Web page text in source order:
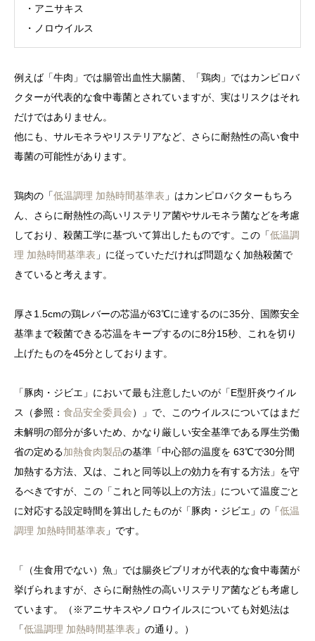
・アニサキス
・ノロウイルス
例えば「牛肉」では腸管出血性大腸菌、「鶏肉」ではカンピロバ
クターが代表的な食中毒菌とされていますが、実はリスクはそれ
だけではありません。
他にも、サルモネラやリステリアなど、さらに耐熱性の高い食中
毒菌の可能性があります。
鶏肉の「低温調理 加熱時間基準表 」はカンピロバクターもちろ
ん、さらに耐熱性の高いリステリア菌やサルモネラ菌などを考慮
しており、殺菌工学に基づいて算出したものです。この「低温調
理 加熱時間基準表 」に従っていただければ問題なく加熱殺菌で
きていると考えます。
厚さ1.5cmの鶏レバーの芯温が63℃に達するのに35分、国際安全
基準まで殺菌できる芯温をキープするのに8分15秒、これを切り
上げたものを45分としております。
「豚肉・ジビエ」において最も注意したいのが「E型肝炎ウイル
ス（参照： 食品安全委員会）」で、このウイルスについてはまだ
未解明の部分が多いため、かなり厳しい安全基準である厚生労働
省の定める加熱食肉製品の基準「中心部の温度を 63℃で30分間
加熱する方法、又は、これと同等以上の効力を有する方法」を守
るべきですが、この「これと同等以上の方法」について温度ごと
に対応する設定時間を算出したものが「豚肉・ジビエ」の「低温
調理 加熱時間基準表 」です。
「（生食用でない）魚」では腸炎ビブリオが代表的な食中毒菌が
挙げられますが、さらに耐熱性の高いリステリア菌なども考慮し
ています。（※アニサキスやノロウイルスについても対処法は
「低温調理 加熱時間基準表 」の通り。）